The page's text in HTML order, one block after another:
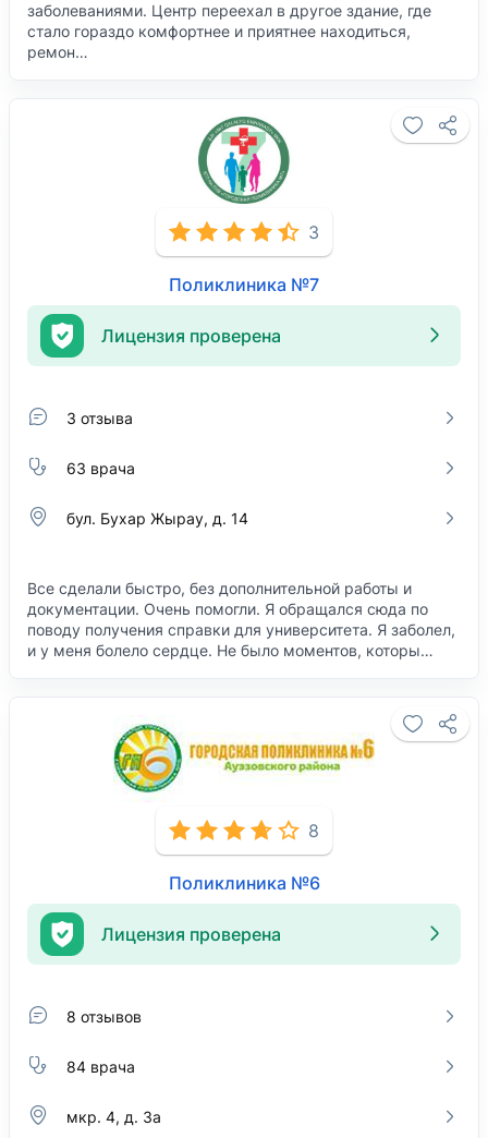
заболеваниями. Центр переехал в другое здание, где
стало гораздо комфортнее и приятнее находиться,
ремон…
3
Поликлиника №7
Лицензия проверена
3 отзыва
63 врача
бул. Бухар Жырау, д. 14
Все сделали быстро, без дополнительной работы и
документации. Очень помогли. Я обращался сюда по
поводу получения справки для университета. Я заболел,
и у меня болело сердце. Не было моментов, которы…
8
Поликлиника №6
Лицензия проверена
8 отзывов
84 врача
мкр. 4, д. 3а